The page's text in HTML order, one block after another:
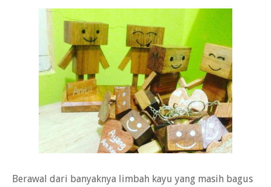
Berawal dari banyaknya limbah kayu yang masih bagus